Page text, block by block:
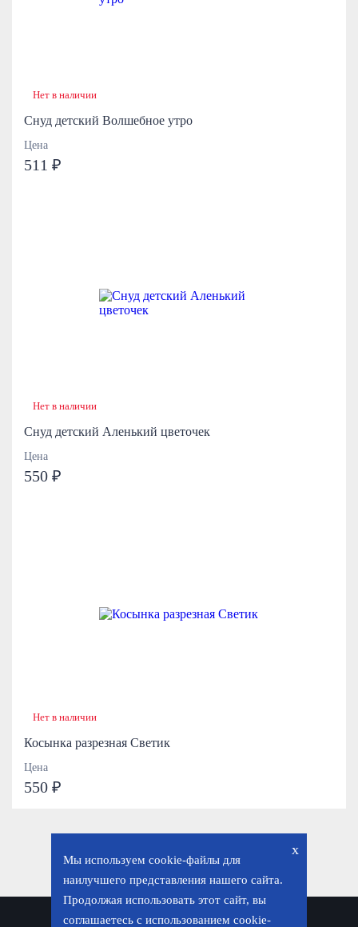
Нет в наличии
Снуд детский Волшебное утро
Цена
511 ₽
Нет в наличии
Снуд детский Аленький цветочек
Цена
550 ₽
Нет в наличии
Косынка разрезная Светик
Цена
550 ₽
x
Мы используем cookie-файлы для
наилучшего представления нашего сайта.
Продолжая использовать этот сайт, вы
соглашаетесь с использованием cookie-